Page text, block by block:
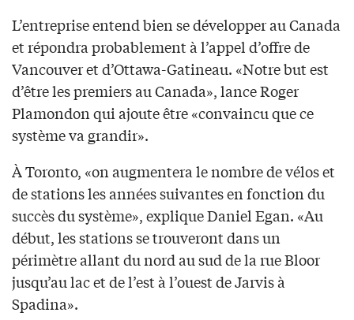
L’entreprise entend bien se développer au Canada
et répondra probablement à l’appel d’offre de
Vancouver et d’Ottawa-Gatineau. «Notre but est
d’être les premiers au Canada», lance Roger
Plamondon qui ajoute être «convaincu que ce
système va grandir».
À Toronto, «on augmentera le nombre de vélos et
de stations les années suivantes en fonction du
succès du système», explique Daniel Egan. «Au
début, les stations se trouveront dans un
périmètre allant du nord au sud de la rue Bloor
jusqu’au lac et de l’est à l’ouest de Jarvis à
Spadina».